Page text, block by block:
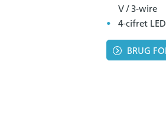
V / 3-wire
4-cifret
BRUG